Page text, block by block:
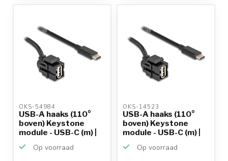
OKS-54984
USB-A haaks (110°
boven) Keystone
module - USB-C (m) |
Op voorraad
OKS-14523
USB-A haaks (110°
boven) Keystone
module - USB-C (m) |
Op voorraad